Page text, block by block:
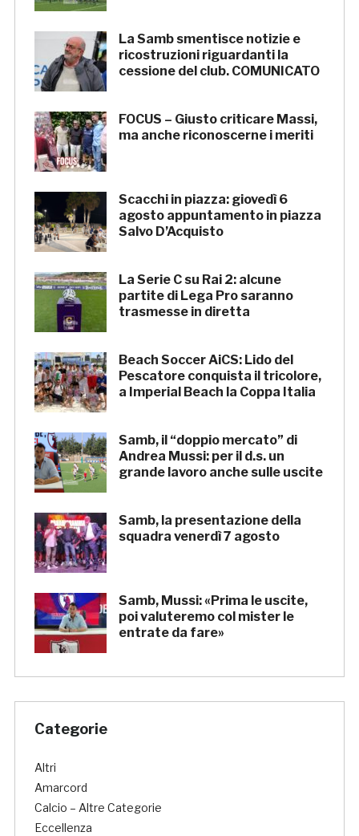
La Samb smentisce notizie e
ricostruzioni riguardanti la
cessione del club. COMUNICATO
FOCUS – Giusto criticare Massi,
ma anche riconoscerne i meriti
Scacchi in piazza: giovedì 6
agosto appuntamento in piazza
Salvo D’Acquisto
La Serie C su Rai 2: alcune
partite di Lega Pro saranno
trasmesse in diretta
Beach Soccer AiCS: Lido del
Pescatore conquista il tricolore,
a Imperial Beach la Coppa Italia
Samb, il “doppio mercato” di
Andrea Mussi: per il d.s. un
grande lavoro anche sulle uscite
Samb, la presentazione della
squadra venerdì 7 agosto
Samb, Mussi: «Prima le uscite,
poi valuteremo col mister le
entrate da fare»
Categorie
Altri
Amarcord
Calcio – Altre Categorie
Eccellenza